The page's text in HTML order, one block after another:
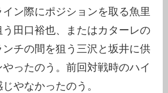
ン際にポジションを取る魚里
う田口裕也、またはカターレの
チの間を狙う三沢と坂井に供
ったのう。前回対戦時のハイ
やなかったのう。